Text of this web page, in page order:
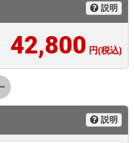
説明
42,800 円(税込)
説明